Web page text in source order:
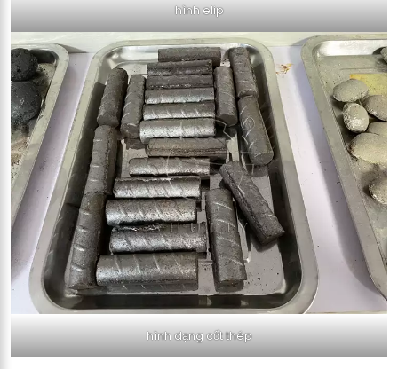
hình elip
hình dạng cốt thép